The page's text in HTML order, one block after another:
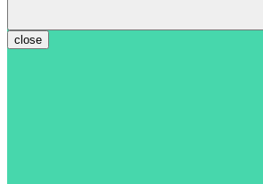
close